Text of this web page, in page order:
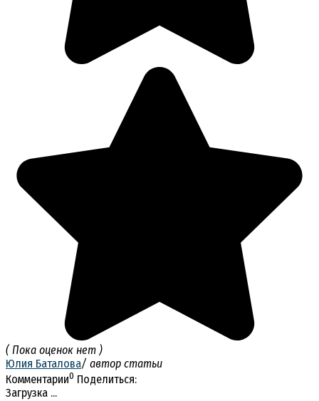
( Пока оценок нет )
Юлия Баталова/ автор статьи
Комментарии0 Поделиться:
Загрузка ...